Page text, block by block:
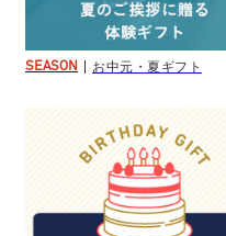
SEASON お中元・夏ギフト